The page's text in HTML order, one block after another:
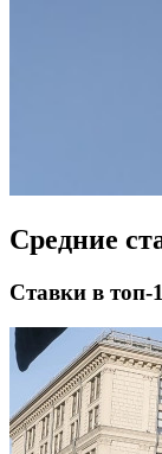
Средние
Ставки в топ-